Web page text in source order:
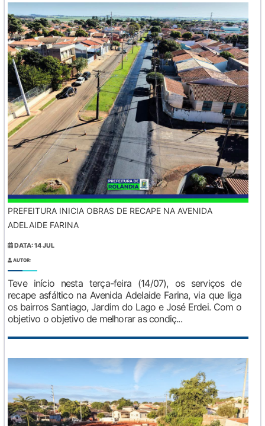
PREFEITURA INICIA OBRAS DE RECAPE NA AVENIDA
ADELAIDE FARINA
DATA: 14 JUL
AUTOR:
Teve início nesta terça-feira (14/07), os serviços de
recape asfáltico na Avenida Adelaide Farina, via que liga
os bairros Santiago, Jardim do Lago e José Erdei. Com o
objetivo o objetivo de melhorar as condiç...